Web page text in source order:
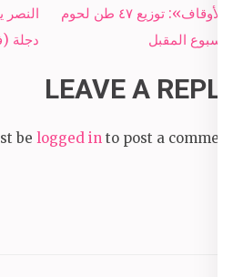
Post
navigation
النصر
دجلة
«الأوقاف»: توزيع ٤٧ طن لحوم
الأسبوع المقبل
LEAVE A REPLY
be logged in to post a comment.